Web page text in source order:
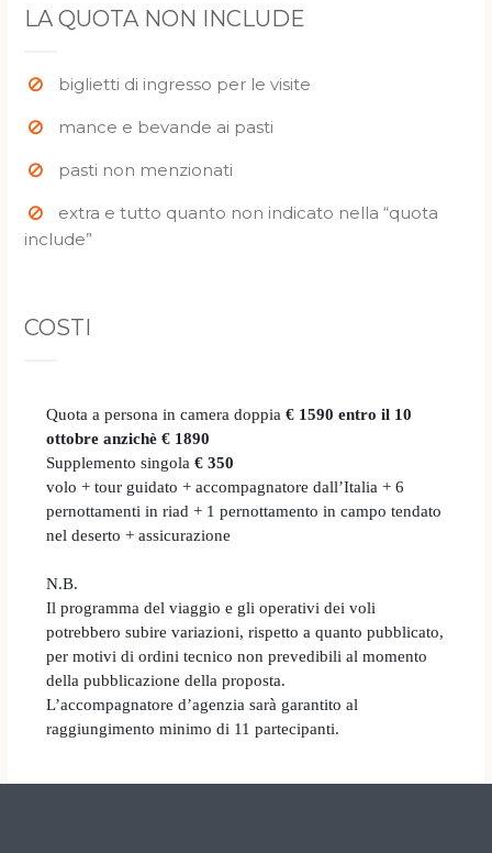
LA QUOTA NON INCLUDE
biglietti di ingresso per le visite
mance e bevande ai pasti
pasti non menzionati
extra e tutto quanto non indicato nella “quota
include”
COSTI
Quota a persona in camera doppia€ 1590 entro il 10
ottobre anzichè € 1890
Supplemento singola € 350
volo + tour guidato + accompagnatore dall’Italia + 6
pernottamenti in riad + 1 pernottamento in campo tendato
nel deserto + assicurazione
N.B.
Il programma del viaggio e gli operativi dei voli
potrebbero subire variazioni, rispetto a quanto pubblicato,
per motivi di ordini tecnico non prevedibili al momento
della pubblicazione della proposta.
L’accompagnatore d’agenzia sarà garantito al
raggiungimento minimo di 11 partecipanti.